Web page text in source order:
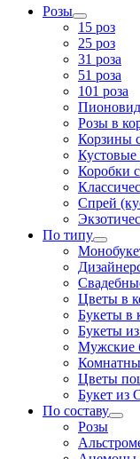
Розы
15 роз
25 роз
31 роза
51 роза
101 роза
Розы в
Корзины
Кустовые
Коробки
Спрей
По типу
Цветы в
Букеты в
Букеты
Мужские
Цветы
Букет из
По составу
Розы